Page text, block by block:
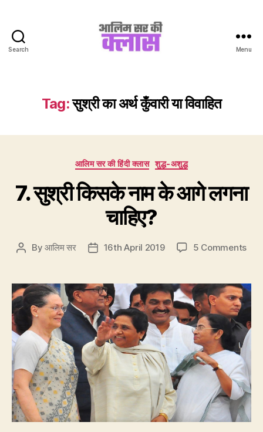
Search
Class
Menu
Tag:सुश्री का अर्थ कुँवारी या विवाहित
Categories
आलिम सर की हिंदी क्लास शुद्ध-अशुद्ध
7. सुश्री किसके नाम के आगे लगना
चाहिए?
PostByआलिम सर
Post16th April 2019 5 Commentson
नाम
के
आगे
लगना